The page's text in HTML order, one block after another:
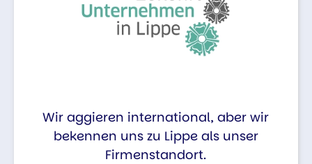
Wir aggieren international, aber wir
bekennen uns zu Lippe als unser
Firmenstandort.